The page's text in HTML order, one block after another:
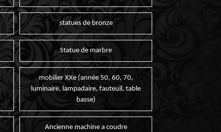
statues de bronze
Statue de marbre
mobilier XXe (année 50, 60, 70,
luminaire, lampadaire, fauteuil, table
basse)
Ancienne machine a coudre